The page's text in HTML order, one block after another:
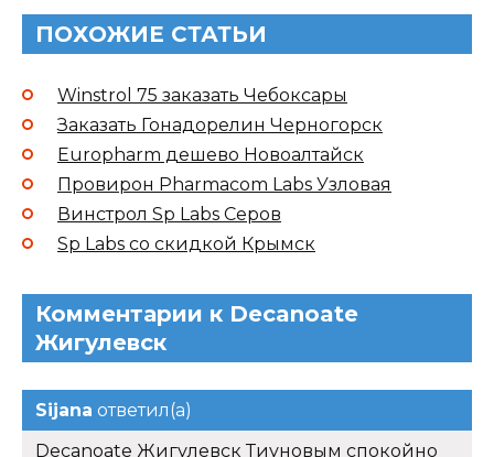
ПОХОЖИЕ СТАТЬИ
Winstrol 75 заказать Чебоксары
Заказать Гонадорелин Черногорск
Europharm дешево Новоалтайск
Провирон Pharmacom Labs Узловая
Винстрол Sp Labs Серов
Sp Labs со скидкой Крымск
Комментарии к Decanoate
Жигулевск
Sijana ответил(а)
Decanoate Жигулевск Тиуновым спокойно